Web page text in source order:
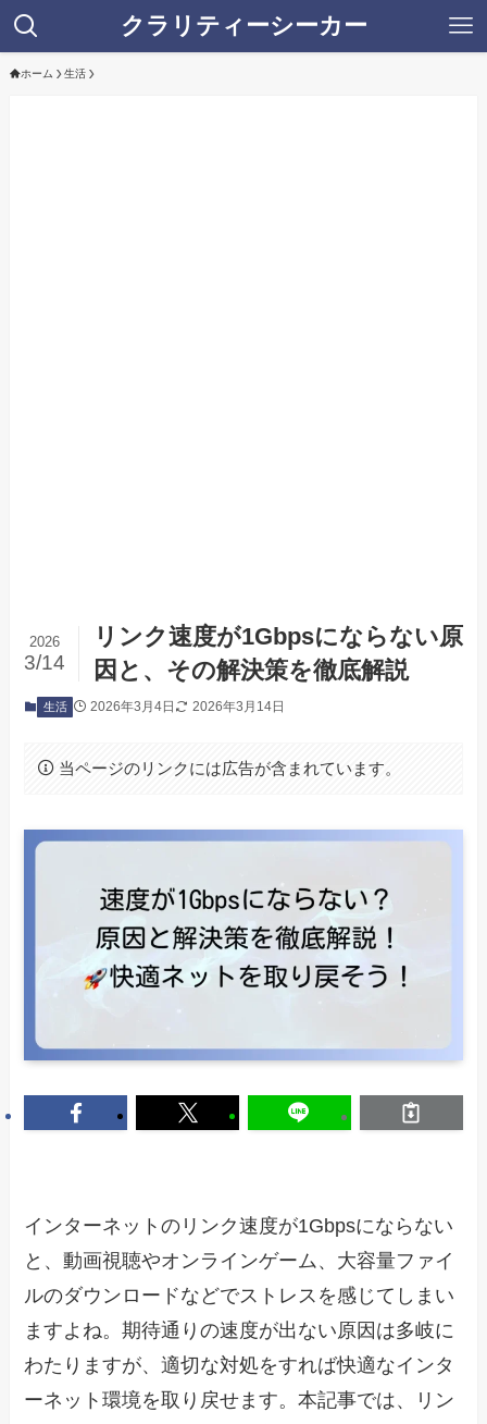
クラリティーシーカー
ホーム 生活
リンク速度が1Gbpsにならない原
因と、その解決策を徹底解説
2026
3/14
生活 2026年3月4日 2026年3月14日
当ページのリンクには広告が含まれています。
インターネットのリンク速度が1Gbpsにならない
と、動画視聴やオンラインゲーム、大容量ファイ
ルのダウンロードなどでストレスを感じてしまい
ますよね。期待通りの速度が出ない原因は多岐に
わたりますが、適切な対処をすれば快適なインタ
ーネット環境を取り戻せます。本記事では、リン